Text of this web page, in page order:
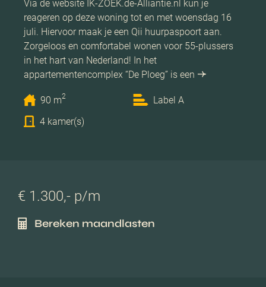
Via de website IK-ZOEK.de-Alliantie.nl kun je
reageren op deze woning tot en met woensdag 16
juli. Hiervoor maak je een Qii huurpaspoort aan.
Zorgeloos en comfortabel wonen voor 55-plussers
in het hart van Nederland! In het
appartementencomplex “De Ploeg” is een
90 m2
Label A
4 kamer(s)
€ 1.300,- p/m
Bereken maandlasten